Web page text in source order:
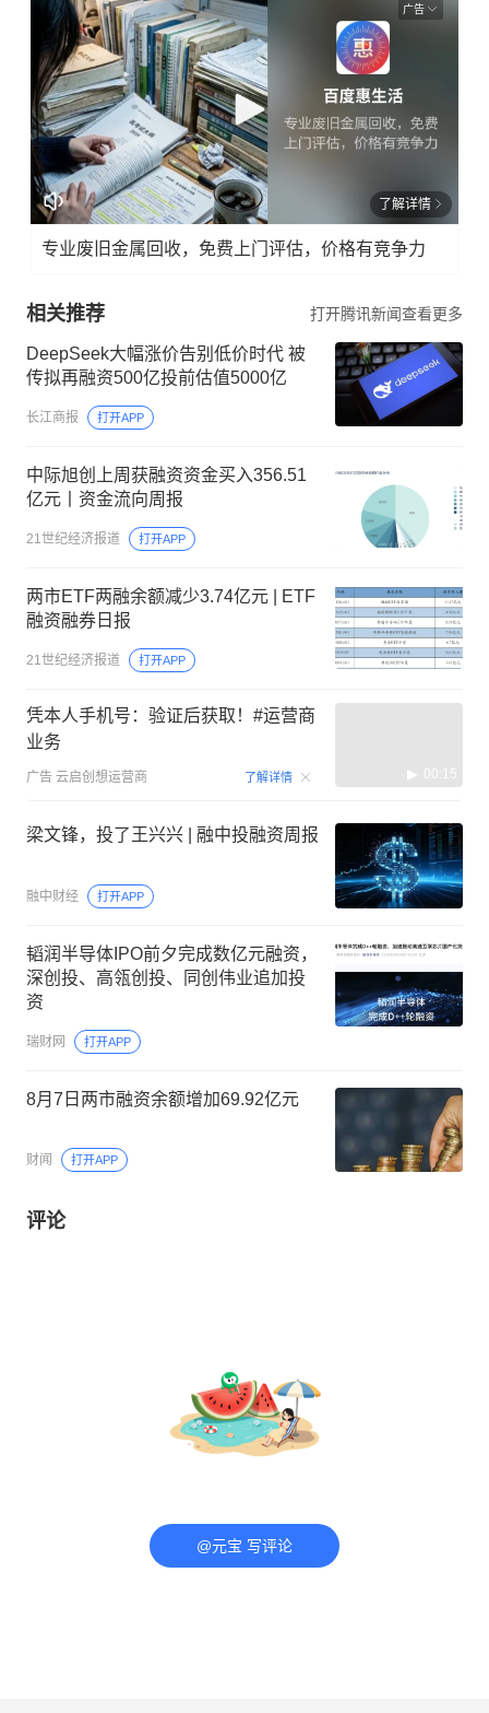
广告
了解详情
专业废旧金属回收，免费上门评估，价格有竞争力
相关推荐 打开腾讯新闻查看更多
DeepSeek大幅涨价告别低价时代 被
传拟再融资500亿投前估值5000亿
长江商报 打开APP
中际旭创上周获融资资金买入356.51
亿元丨资金流向周报
21世纪经济报道 打开APP
两市ETF两融余额减少3.74亿元 | ETF
融资融券日报
21世纪经济报道 打开APP
凭本人手机号：验证后获取！#运营商
业务
广告 云启创想运营商 了解详情 00:15
梁文锋，投了王兴兴 | 融中投融资周报
融中财经 打开APP
韬润半导体IPO前夕完成数亿元融资，
深创投、高瓴创投、同创伟业追加投
资
瑞财网 打开APP
8月7日两市融资余额增加69.92亿元
财闻 打开APP
评论
@元宝 写评论